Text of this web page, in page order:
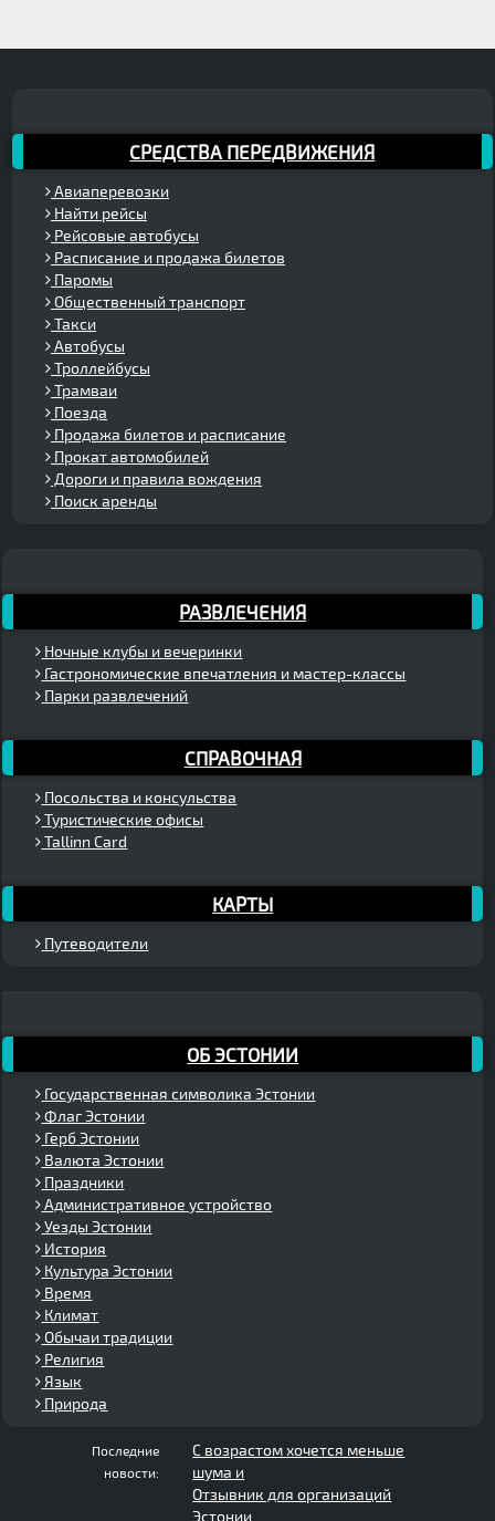
СРЕДСТВА ПЕРЕДВИЖЕНИЯ
Авиаперевозки
Найти рейсы
Рейсовые автобусы
Расписание и продажа билетов
Паромы
Общественный транспорт
Такси
Автобусы
Троллейбусы
Трамваи
Поезда
Продажа билетов и расписание
Прокат автомобилей
Дороги и правила вождения
Поиск аренды
РАЗВЛЕЧЕНИЯ
Ночные клубы и вечеринки
Гастрономические впечатления и мастер-классы
Парки развлечений
СПРАВОЧНАЯ
Посольства и консульства
Туристические офисы
Tallinn Card
КАРТЫ
Путеводители
ОБ ЭСТОНИИ
Государственная символика Эстонии
Флаг Эстонии
Герб Эстонии
Валюта Эстонии
Праздники
Административное устройство
Уезды Эстонии
История
Культура Эстонии
Время
Климат
Обычаи традиции
Религия
Язык
Природа
Последние
новости:
С возрастом хочется меньше
шума и
Отзывник для организаций
Эстонии